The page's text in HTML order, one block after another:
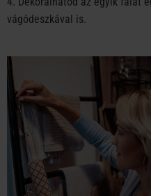
vágódeszkával is.